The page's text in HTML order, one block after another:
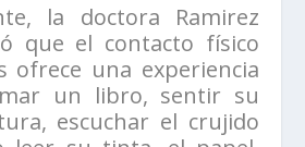
la doctora Ramirez
que el contacto físico
ofrece una experiencia
un libro, sentir su
escuchar el crujido